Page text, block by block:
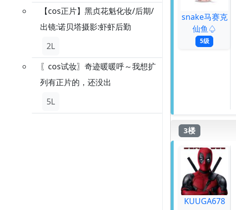
【cos正片】黑贞花魁化妆/后期/
出镜:诺贝塔摄影:虾虾后勤
2L
〖cos试妆〗奇迹暖暖呼～我想扩
列有正片的，还没出
5L
snake马赛克
仙鱼♤
5级
3楼
KUUGA678